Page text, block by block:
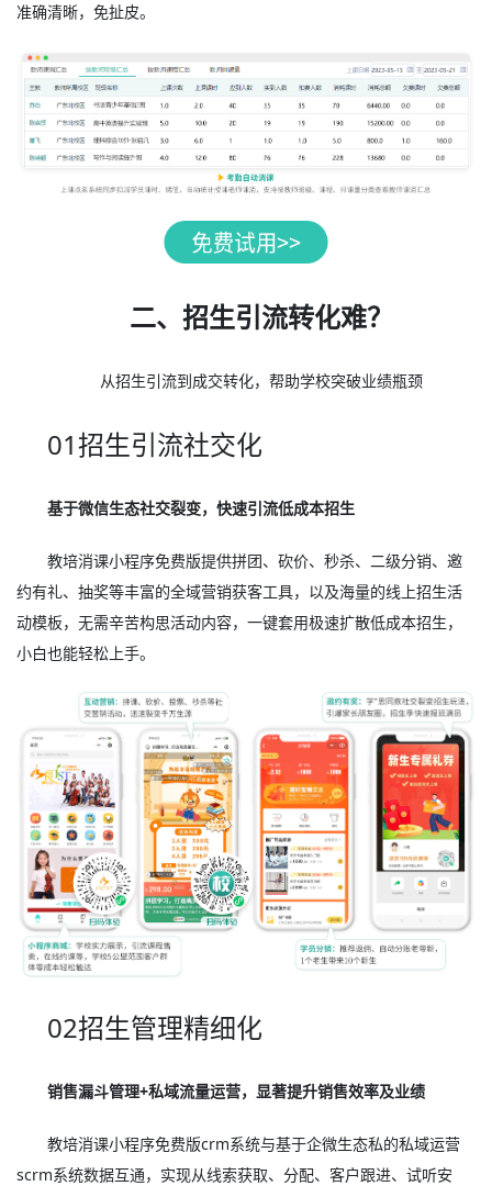
准确清晰，免扯皮。
二、招生引流转化难？
从招生引流到成交转化，帮助学校突破业绩瓶颈
01招生引流社交化
基于微信生态社交裂变，快速引流低成本招生
教培消课小程序免费版提供拼团、砍价、秒杀、二级分销、邀
约有礼、抽奖等丰富的全域营销获客工具，以及海量的线上招生活
动模板，无需辛苦构思活动内容，一键套用极速扩散低成本招生，
小白也能轻松上手。
02招生管理精细化
销售漏斗管理+私域流量运营，显著提升销售效率及业绩
教培消课小程序免费版crm系统与基于企微生态私的私域运营
scrm系统数据互通，实现从线索获取、分配、客户跟进、试听安